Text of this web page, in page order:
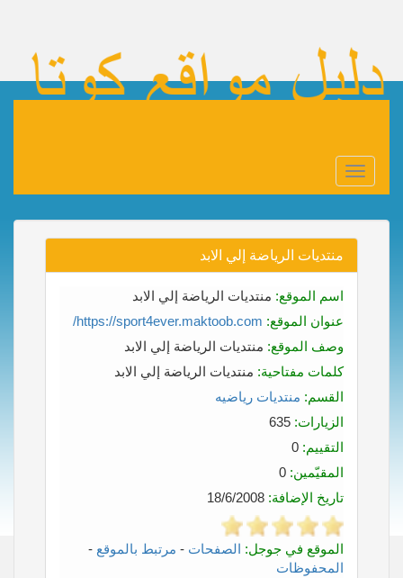
Toggle
navigation
منتديات الرياضة إلي الابد
اسم الموقع: منتديات الرياضة إلي الابد
عنوان الموقع: https://sport4ever.maktoob.com/
وصف الموقع: منتديات الرياضة إلي الابد
كلمات مفتاحية: منتديات الرياضة إلي الابد
القسم: منتديات رياضيه
الزيارات:
التقييم:
المقيّمين:
تاريخ الإضافة:
الموقع في جوجل: الصفحات - مرتبط بالموقع -
المحفوظات